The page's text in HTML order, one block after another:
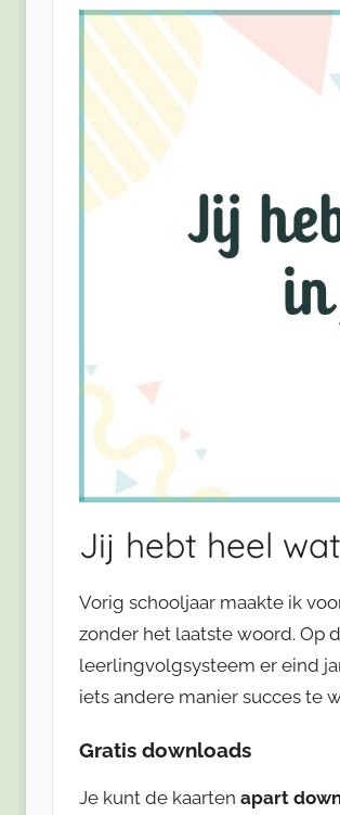
Jij hebt heel
Vorig schooljaar maakte ik
zonder het laatste woord. Op
leerlingvolgsysteem er eind
iets andere manier succes te
Gratis downloads
Je kunt de kaarten apart